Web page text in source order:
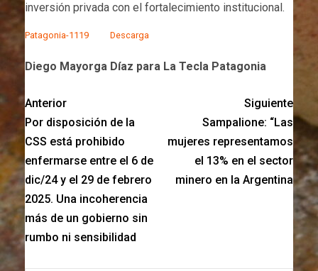
inversión privada con el fortalecimiento institucional.
Patagonia-1119 Descarga
Diego Mayorga Díaz para La Tecla Patagonia
Anterior
Por disposición de la
CSS está prohibido
enfermarse entre el 6 de
dic/24 y el 29 de febrero
2025. Una incoherencia
más de un gobierno sin
rumbo ni sensibilidad
Siguiente
Sampalione: “Las
mujeres representamos
el 13% en el sector
minero en la Argentina